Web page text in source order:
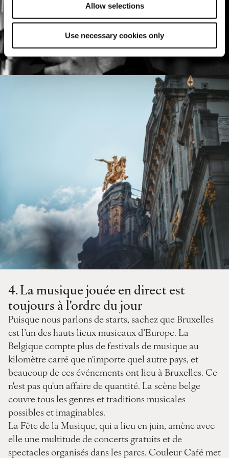
Allow selections
Use necessary cookies only
4.La musique jouée en direct est
toujours à l'ordre du jour
Puisque nous parlons de starts, sachez que Bruxelles
est l’un des hauts lieux musicaux d’Europe. La
Belgique compte plus de festivals de musique au
kilomètre carré que n'importe quel autre pays, et
beaucoup de ces événements ont lieu à Bruxelles. Ce
n'est pas qu'un affaire de quantité. La scène belge
couvre tous les genres et traditions musicales
possibles et imaginables.
La Fête de la Musique, qui a lieu en juin, amène avec
elle une multitude de concerts gratuits et de
spectacles organisés dans les parcs. Couleur Café met